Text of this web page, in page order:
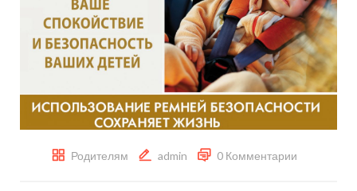
Родителям admin 0 Комментарии